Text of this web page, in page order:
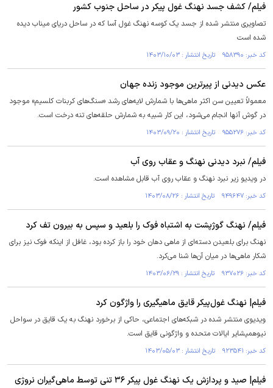
فیلم/ کشف جسد نهنگ غول پیکر در ساحل جنوب کشور
تصاویری منتشر شده از جسد یک کوسه نهنگ غول آسا که در ساحل دریای میناب دیده
شده است
کد خبر: ۹۵۸۳۹۰ تاریخ انتشار : ۱۴۰۳/۱۰/۰۳
عکس دیدنی از پیرترین موجود زنده جهان
معمولاً تعیین سن اکثر ماهی‌ها با شمارش لایه‌های رشد «سنگ‌های کربنات کلسیم» موجود
در گوش آنها انجام می‌شود، این کار شبیه به شمارش حلقه‌های تنه درخت است.
کد خبر: ۹۵۵۲۷۶ تاریخ انتشار : ۱۴۰۳/۰۹/۲۰
فیلم/ نبرد دیدنی نهنگ و عقاب روی آب
در ویدیو زیر نبرد نهنگ و عقاب روی آب قابل مشاهده است.
کد خبر: ۹۴۹۶۴۷ تاریخ انتشار : ۱۴۰۳/۰۸/۲۶
فیلم/ نهنگ گوژپشت به اشتباه فوک را بلعید و سپس به بیرون تف کرد
نهنگ برای بلعیدن دسته‌ای از ماهی دهان خود را باز کرده بود، غافل از اینکه فوک نیز برای
شکار ماهی‌ها در میان آن‌ها شنا می‌کرد.
کد خبر: ۹۳۷۰۲۶ تاریخ انتشار : ۱۴۰۳/۰۶/۲۹
فیلم| نهنگ غول‌پیکر قایق ماهیگیری را واژگون کرد
ویدیوی منتشر شده در شبکه‌های اجتماعی، حاکی از برخورد نهنگ به یک قایق در سواحل
نیوهمپشایر ایالات متحده و واژگونی قایق است.
کد خبر: ۹۲۳۵۴۱ تاریخ انتشار : ۱۴۰۳/۰۵/۰۳
فیلم| صید و پردازش یک نهنگ غول پیکر ۳۶ تنی توسط ماهی‌گیران نروژی